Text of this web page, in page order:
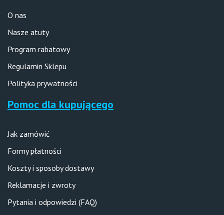
O nas
Nasze atuty
Program rabatowy
Regulamin Sklepu
Polityka prywatności
Pomoc dla kupującego
Jak zamówić
Formy płatności
Koszty i sposoby dostawy
Reklamacje i zwroty
Pytania i odpowiedzi (FAQ)